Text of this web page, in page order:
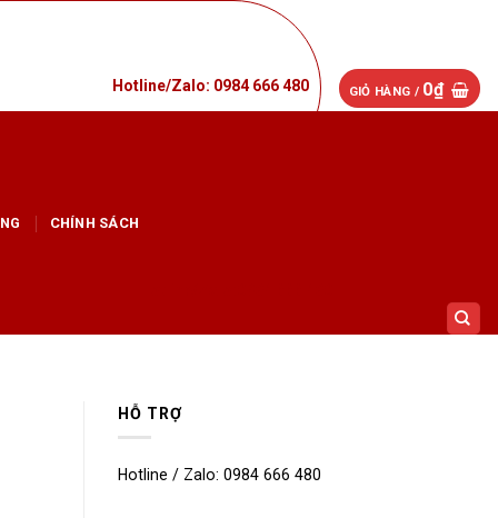
Hotline/Zalo: 0984 666 480 GIỎ HÀNG / 0₫
CHÍNH SÁCH
HỖ TRỢ
Hotline / Zalo: 0984 666 480